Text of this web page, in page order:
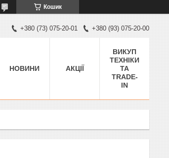
Кошик
+380 (73) 075-20-01 +380 (93) 075-20-00
НОВИНИ АКЦІЇ
ВИКУП
ТЕХНІКИ
ТА
TRADE-
IN